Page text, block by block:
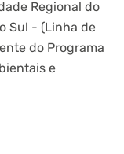
Regional do
Sul - (Linha de
do Programa
e